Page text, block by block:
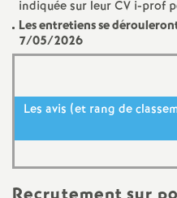
indiquée sur leur CV i-prof
Les entretiens se
7/05/2026
Les avis (et rang de